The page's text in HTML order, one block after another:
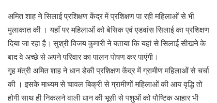
अमित शाह ने सिलाई प्रशिक्षण केंद्र में प्रशिक्षण पा रही महिलाओं से भी
मुलाकात की । यहाँ पर महिलाओं को बेसिक एवं एडवांस सिलाई का प्रशिक्षण
दिया जा रहा है। सुश्री विजय कुमारी ने बताया कि यहां से सिलाई सीखने के
बाद वे अच्छे से अपने परिवार का पालन पोषण कर पाएंगी।
गृह मंत्री अमित शाह ने धान डेकी प्रशिक्षण केंद्र में ग्रामीण महिलाओं से चर्चा
की । इसके माध्यम से चावल बिक्री से ग्रामीणों महिलाओं की आय वृद्धि तो
होगी साथ ही निकलने वाली धान की भूसी से पशुओं को पौष्टिक आहार भी